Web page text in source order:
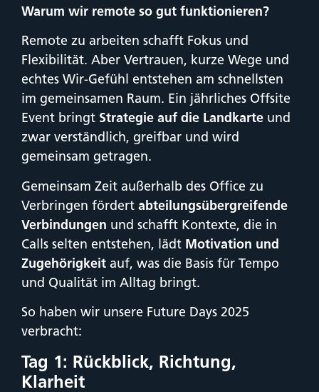
Warum wir remote so gut funktionieren?
Remote zu arbeiten schafft Fokus und
Flexibilität. Aber Vertrauen, kurze Wege und
echtes Wir-Gefühl entstehen am schnellsten
im gemeinsamen Raum. Ein jährliches Offsite
Event bringt Strategie auf die Landkarte und
zwar verständlich, greifbar und wird
gemeinsam getragen.
Gemeinsam Zeit außerhalb des Office zu
Verbringen fördert abteilungsübergreifende
Verbindungen und schafft Kontexte, die in
Calls selten entstehen, lädt Motivation und
Zugehörigkeit auf, was die Basis für Tempo
und Qualität im Alltag bringt.
So haben wir unsere Future Days 2025
verbracht:
Tag 1: Rückblick, Richtung,
Klarheit